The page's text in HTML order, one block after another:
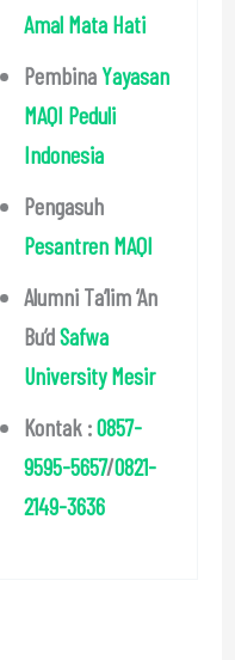
Amal Mata Hati
Pembina Yayasan
MAQI Peduli
Indonesia
Pengasuh
Pesantren MAQI
Alumni Ta’lim ‘An
Bu’dSafwa
University Mesir
Kontak :0857-
9595-5657/0821-
2149-3636